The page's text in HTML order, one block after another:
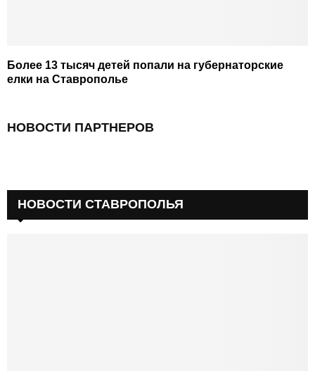
Более 13 тысяч детей попали на губернаторские
елки на Ставрополье
НОВОСТИ ПАРТНЕРОВ
НОВОСТИ СТАВРОПОЛЬЯ